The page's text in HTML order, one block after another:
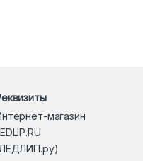
магазин